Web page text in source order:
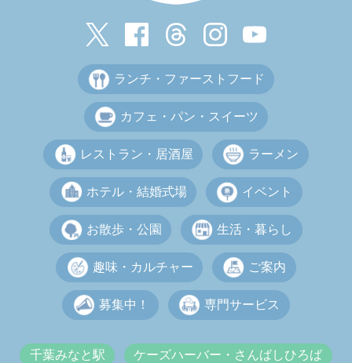
ランチ・ファーストフード
カフェ・パン・スイーツ
レストラン・居酒屋 ラーメン
ホテル・結婚式場 イベント
お散歩・公園 生活・暮らし
趣味・カルチャー ご案内
募集中！ 専門サービス
千葉みなと駅 ケーズハーバー・さんばしひろば